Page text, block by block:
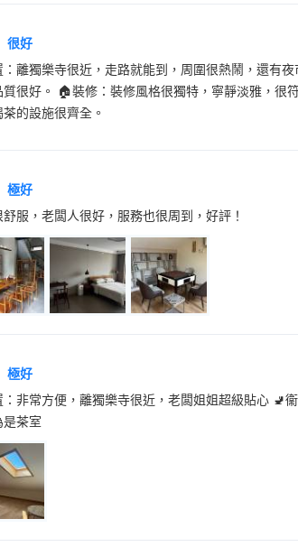
很好
：離獨樂寺很近，走路就能到，周圍很熱鬧，還有
質很好。 🏠裝修：裝修風格很獨特，寧靜淡雅，
的設施很齊全。
極好
服，老闆人很好，服務也很周到，好評！
極好
：非常方便，離獨樂寺很近，老闆姐姐超級貼心 🚽
茶室